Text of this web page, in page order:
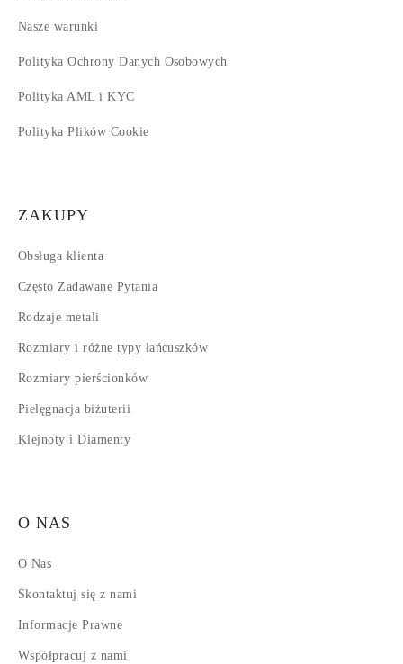
Nasze warunki
Polityka Ochrony Danych Osobowych
Polityka AML i KYC
Polityka Plików Cookie
ZAKUPY
Obsługa klienta
Często Zadawane Pytania
Rodzaje metali
Rozmiary i różne typy łańcuszków
Rozmiary pierścionków
Pielęgnacja biżuterii
Klejnoty i Diamenty
O NAS
O Nas
Skontaktuj się z nami
Informacje Prawne
Współpracuj z nami